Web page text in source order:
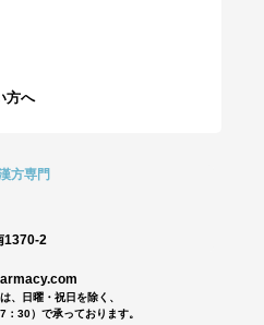
方へ
方専門
1370-2
、日曜・祝日を除く、
30）で承っております。